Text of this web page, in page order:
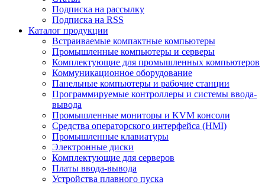
Подписка на рассылку
Подписка на RSS
Каталог продукции
Встраиваемые компактные компьютеры
Промышленные компьютеры и серверы
Комплектующие для промышленных компьютеров
Коммуникационное оборудование
Панельные компьютеры и рабочие станции
Программируемые контроллеры и системы ввода-
вывода
Промышленные мониторы и KVM консоли
Средства операторского интерфейса (HMI)
Промышленные клавиатуры
Электронные диски
Комплектующие для серверов
Платы ввода-вывода
Устройства плавного пуска